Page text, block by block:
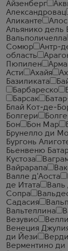
Айзенберг
Александровац
Аликанте
Альянико дель
Вальполичелла
Сомюр
Антр-
область
Пюпилен
Асти
Ахайя
Базиликата
Барбареско
Барсак
Блай Кот-де-
Болгери
Бон
Бон Мар
Брунелло ди
Бургонь
Бьенвеню
Кустоза
Вайрарапа
Валле д'Аоста
де Итата
Валь
Сопра
Садасия
Вальтеллина
Везувио
Венеция
ди Йези
Верментино ди